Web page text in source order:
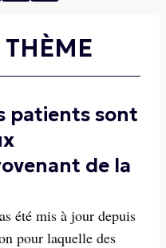
THÈME
patients sont
de la
été mis à jour depuis
pour laquelle des